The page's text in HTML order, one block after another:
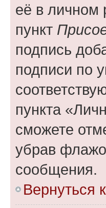
её в личном
пункт
подпись
подписи по
пункта
сможете
убрав
сообщения.
Вернуться